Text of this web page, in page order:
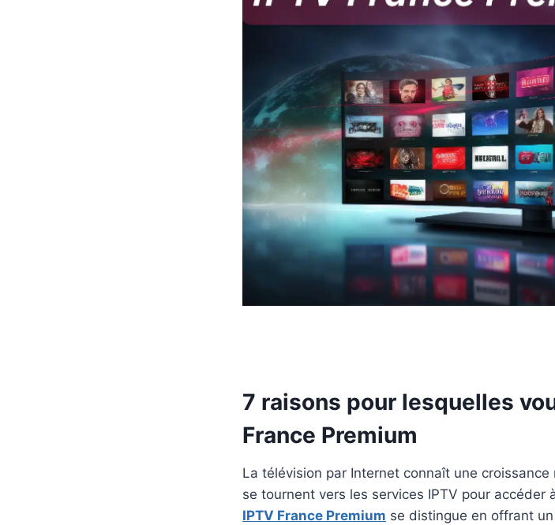
7 raisons pour lesquelles
France Premium
La télévision par Internet connaît une
se tournent vers les services IPTV pour accéder
IPTV France Premium se distingue en offrant